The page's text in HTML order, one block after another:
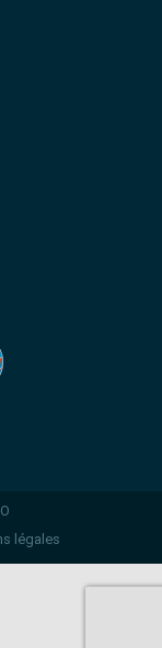
légales